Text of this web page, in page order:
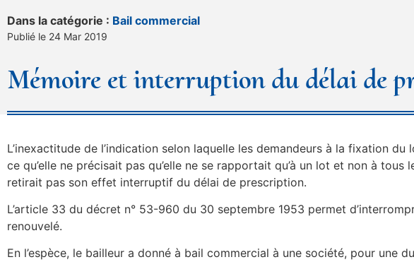
Dans la catégorie : Bail commercial
Publié le 24 Mar 2019
Mémoire et interruption du délai de
L’inexactitude de l’indication selon laquelle les demandeurs à la fixation
ce qu’elle ne précisait pas qu’elle ne se rapportait qu’à un lot et non à
retirait pas son effet interruptif du délai de prescription.
L’article 33 du décret n° 53-960 du 30 septembre 1953 permet
renouvelé.
En l’espèce, le bailleur a donné à bail commercial à une société, pour une